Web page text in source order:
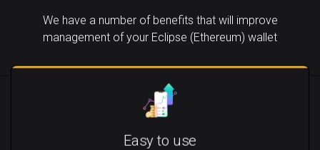
We have a number of benefits that will improve
management of your Eclipse (Ethereum) wallet
Easy to use